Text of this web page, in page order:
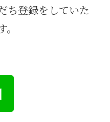
ち登録をしていた